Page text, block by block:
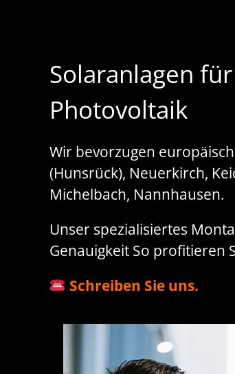
Solaranlagen
Photovoltaik
Wir bevorzugen
(Hunsrück), Neuerkirch,
Michelbach, Nannhausen.
Unser spezialisiertes
Genauigkeit So profitieren
Schreiben Sie uns.